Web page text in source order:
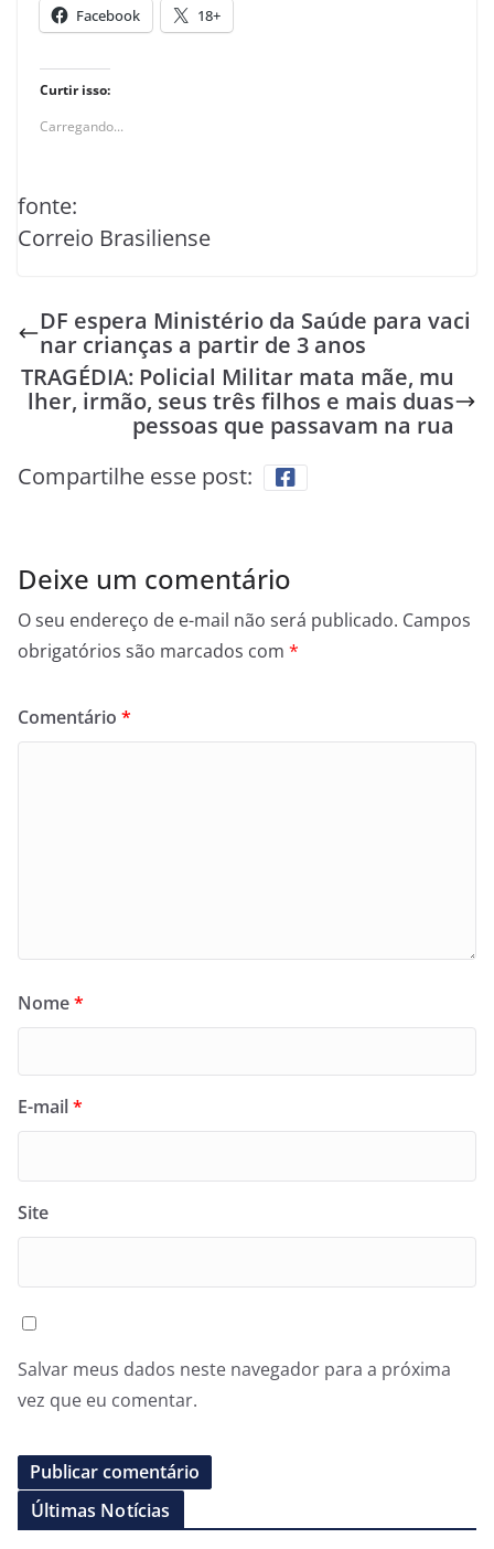
Facebook 18+
Curtir isso:
Carregando...
fonte:
Correio Brasiliense
DF espera Ministério da Saúde para vaci
nar crianças a partir de 3 anos
TRAGÉDIA: Policial Militar mata mãe, mu
lher, irmão, seus três filhos e mais duas
pessoas que passavam na rua
Compartilhe esse post:
Deixe um comentário
O seu endereço de e-mail não será publicado. Campos
obrigatórios são marcados com *
Comentário *
Nome*
E-mail*
Site
Salvar meus dados neste navegador para a próxima
vez que eu comentar.
Últimas Notícias